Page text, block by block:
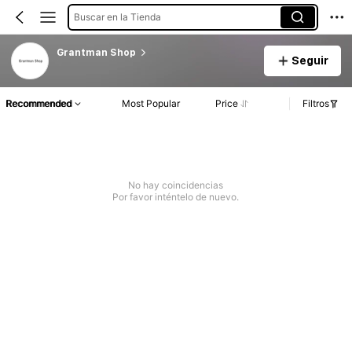
Buscar en la Tienda
Grantman Shop
Seguir
Recommended Most Popular Price Filtros
No hay coincidencias
Por favor inténtelo de nuevo.